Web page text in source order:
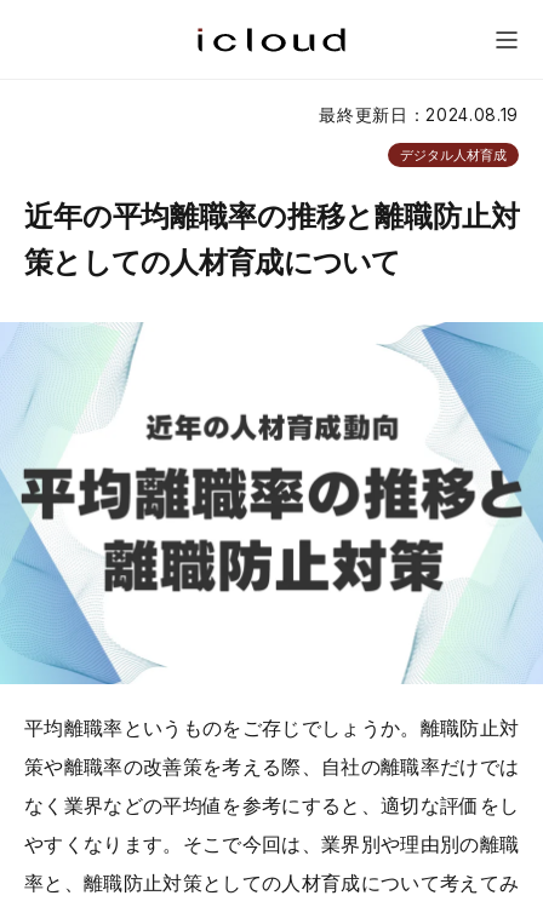
最終更新日：2024.08.19
デジタル人材育成
近年の平均離職率の推移と離職防止対
策としての人材育成について
平均離職率というものをご存じでしょうか。離職防止対
策や離職率の改善策を考える際、自社の離職率だけでは
なく業界などの平均値を参考にすると、適切な評価をし
やすくなります。そこで今回は、業界別や理由別の離職
率と、離職防止対策としての人材育成について考えてみ
新人研修 会社概要 問い合わせ メニュー